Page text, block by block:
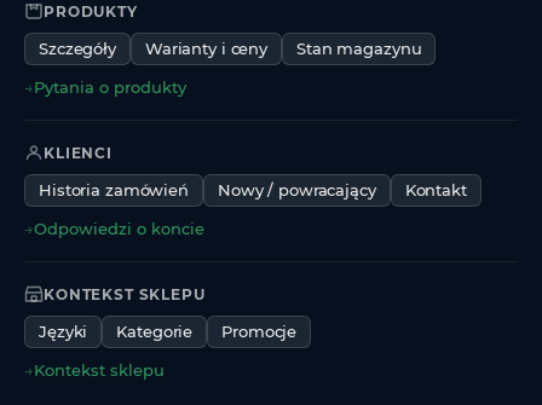
PRODUKTY
Szczegóły Warianty i ceny Stan magazynu
→Pytania o produkty
KLIENCI
Historia zamówień Nowy / powracający Kontakt
→Odpowiedzi o koncie
KONTEKST SKLEPU
Języki Kategorie Promocje
→Kontekst sklepu